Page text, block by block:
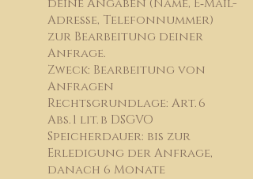
deine Angaben (Name, E‑Mail-
Adresse, Telefonnummer)
zur Bearbeitung deiner
Anfrage.
Zweck: Bearbeitung von
Anfragen
Rechtsgrundlage: Art. 6
Abs. 1 lit. b DSGVO
Speicherdauer: bis zur
Erledigung der Anfrage,
danach 6 Monate